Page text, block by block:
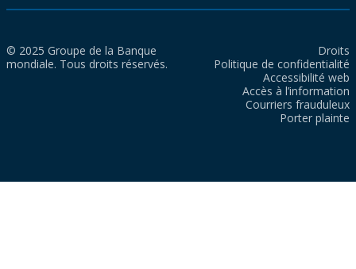
© 2025 Groupe de la Banque
mondiale. Tous droits réservés.
Droits
Politique de confidentialité
Accessibilité web
Accès à l’information
Courriers frauduleux
Porter plainte